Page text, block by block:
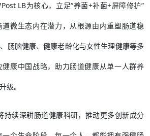
LB为核心，立足“养菌+补菌+屏障修护”
微生态内在潜力，从根源由内重塑肠道稳
肠脑健康、健康老龄化与女性生理健康等多
康中国战略，助力肠道健康从单一人群养
级。
持续深耕肠道健康科研，推动更多创新成分